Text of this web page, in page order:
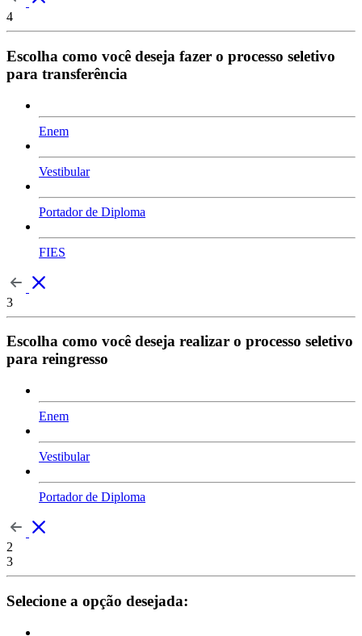
4
Escolha como você deseja fazer o processo seletivo
para transferência
Enem
Vestibular
Portador de Diploma
FIES
3
Escolha como você deseja realizar o processo seletivo
para reingresso
Enem
Vestibular
Portador de Diploma
2
3
Selecione a opção desejada: